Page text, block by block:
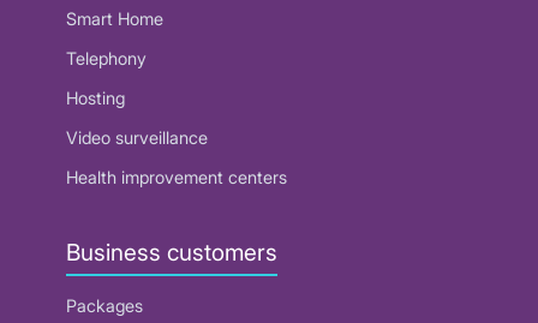
Smart Home
Telephony
Hosting
Video surveillance
Health improvement centers
Business customers
Packages